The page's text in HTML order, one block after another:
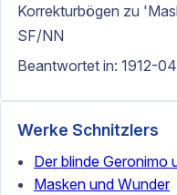
Korrekturbögen zu
SF/NN
Beantwortet in: 1912-
Werke Schnitzlers
Der blinde Geronimo
Masken und Wunder